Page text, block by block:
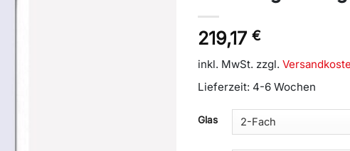
219,17 €
inkl. MwSt. zzgl.
Lieferzeit: 4-6 Wochen
Glas